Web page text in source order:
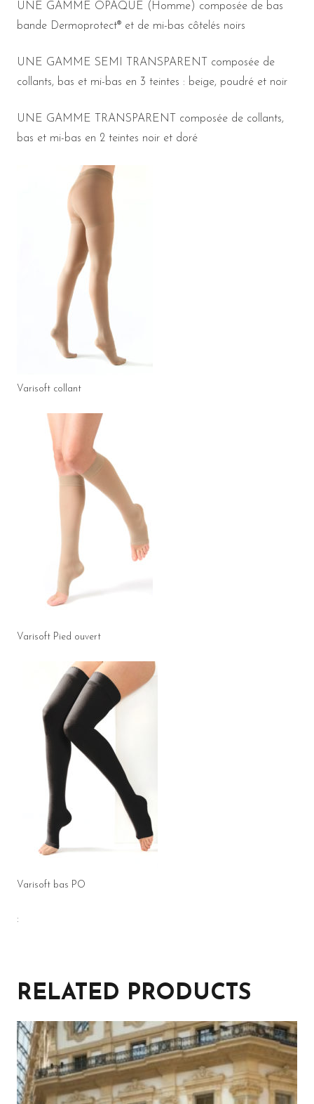
UNE GAMME OPAQUE (Homme) composée de bas
bande Dermoprotect® et de mi-bas côtelés noirs
UNE GAMME SEMI TRANSPARENT composée de
collants, bas et mi-bas en 3 teintes : beige, poudré et noir
UNE GAMME TRANSPARENT composée de collants,
bas et mi-bas en 2 teintes noir et doré
Varisoft collant
Varisoft Pied ouvert
Varisoft bas PO
:
RELATED PRODUCTS